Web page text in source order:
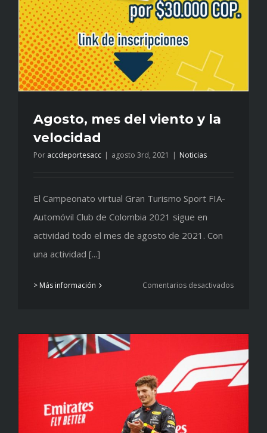
Agosto, mes del viento y la
velocidad
Por accdeportesacc | agosto 3rd, 2021 | Noticias
El Campeonato virtual Gran Turismo Sport FIA-
Automóvil Club de Colombia 2021 sigue en
actividad todo el mes de agosto de 2021. Con
una actividad [...]
> Más información Comentarios desactivadosen
la
velocidad